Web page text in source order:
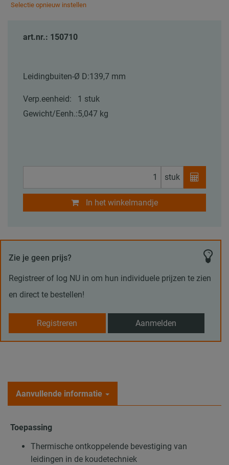
Selectie opnieuw instellen
art.nr.: 150710
Leidingbuiten-Ø D:139,7 mm
Verp.eenheid:
1 stuk
Gewicht/Eenh.:5,047 kg
stuk
In het winkelmandje
Zie je geen prijs?
Registreer of log NU in om hun individuele prijzen te zien
en direct te bestellen!
Registreren Aanmelden
Aanvullende informatie
Toepassing
Thermische ontkoppelende bevestiging van
leidingen in de koudetechniek